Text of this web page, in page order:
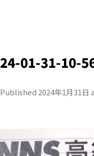
24-01-31-10-
Published 2024年1月31日